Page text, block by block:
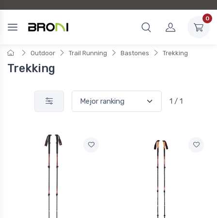
0
Outdoor Trail Running Bastones Trekking
Trekking
1 / 1